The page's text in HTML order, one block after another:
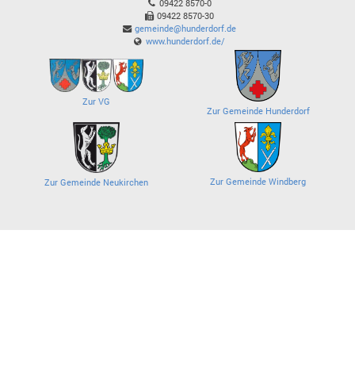
09422 8570-0
09422 8570-30
gemeinde@hunderdorf.de
www.hunderdorf.de/
Zur VG
Zur Gemeinde Hunderdorf
Zur Gemeinde Neukirchen Zur Gemeinde Windberg